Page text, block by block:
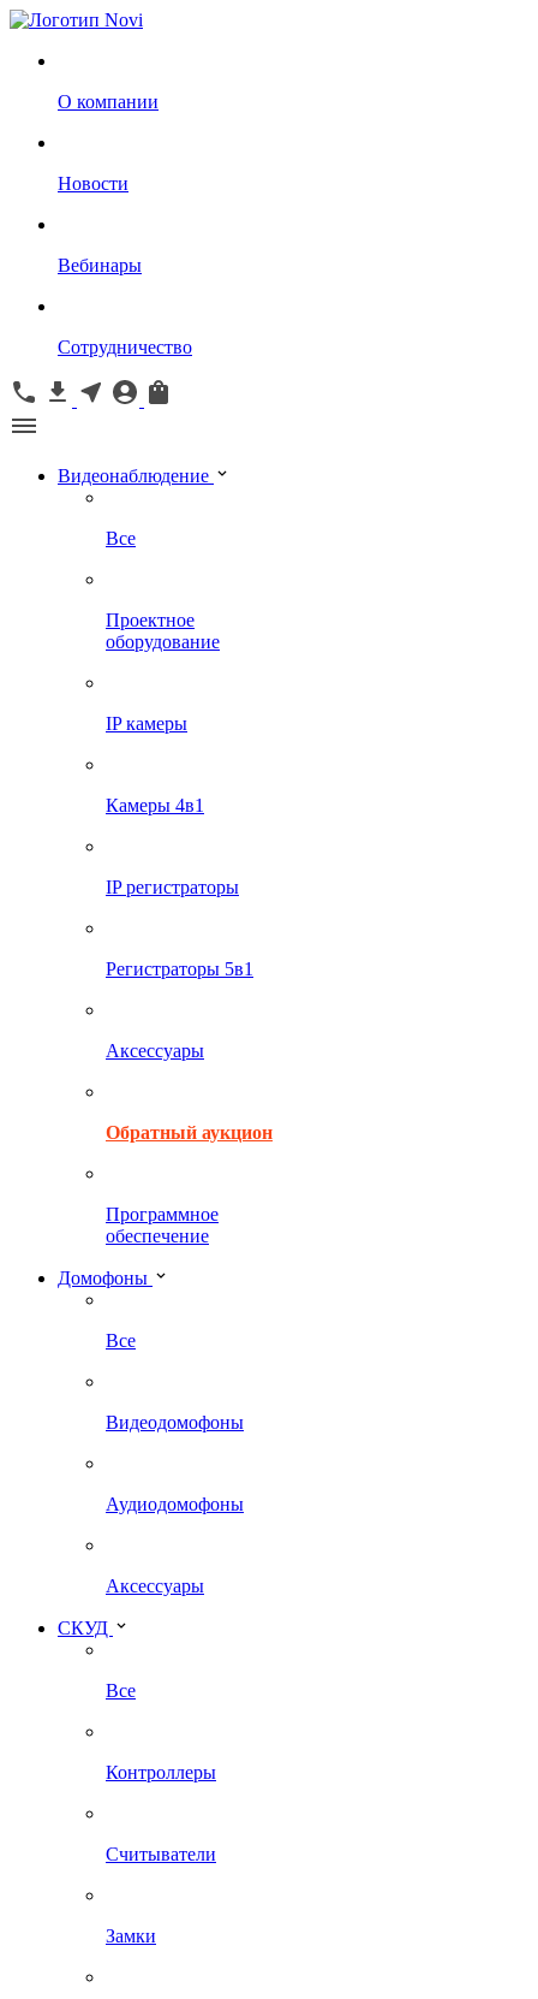
О компании
Новости
Вебинары
Сотрудничество
Видеонаблюдение
Все
Проектное
оборудование
IP камеры
Камеры 4в1
IP регистраторы
Регистраторы 5в1
Аксессуары
Обратный аукцион
Программное
обеспечение
Домофоны
Все
Видеодомофоны
Аудиодомофоны
Аксессуары
СКУД
Все
Контроллеры
Считыватели
Замки